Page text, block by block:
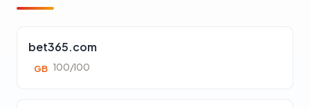
bet365.com
GB 100/100